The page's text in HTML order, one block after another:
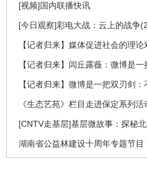
[视频]国内联播快讯
[今日观察]彩电大战：云上的战争
【记者归来】媒体促进社会的理
【记者归来】闾丘露薇：微博是一
【记者归来】微博是一把双刃剑
《生态艺苑》栏目走进保定系列
[CNTV走基层]基层微故事：探秘
湖南省公益林建设十周年专题节